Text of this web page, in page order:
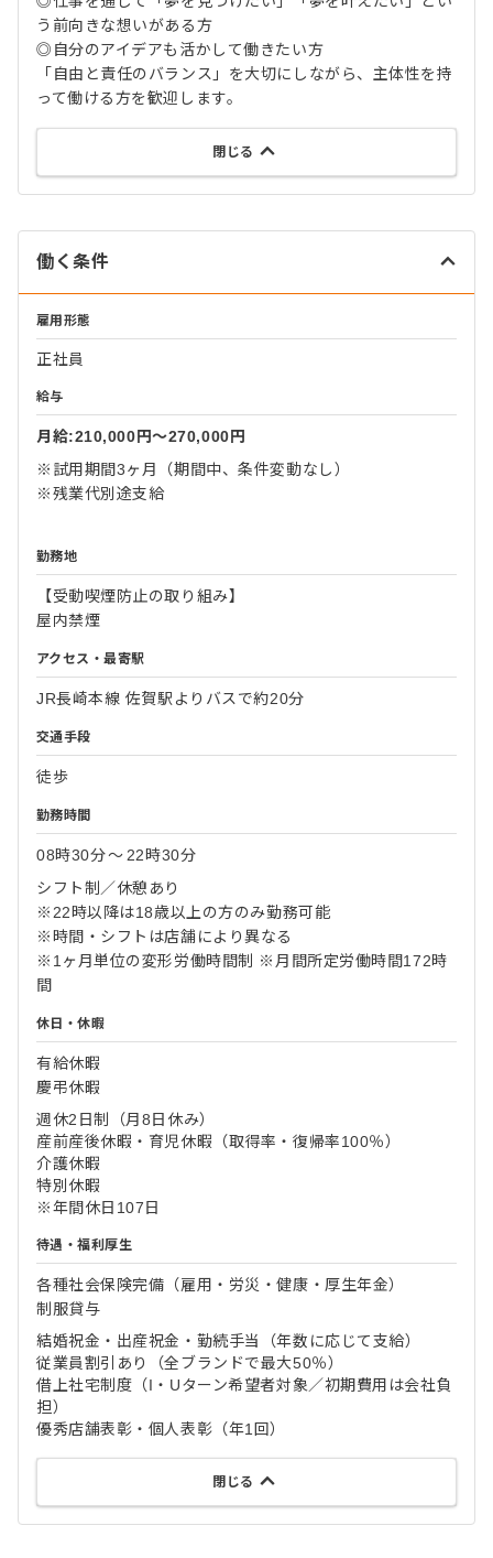
う前向きな想いがある方
◎自分のアイデアも活かして働きたい方
「自由と責任のバランス」を大切にしながら、主体性を持
って働ける方を歓迎します。
閉じる
働く条件
雇用形態
正社員
給与
月給:210,000円〜270,000円
※試用期間3ヶ月（期間中、条件変動なし）
※残業代別途支給
勤務地
【受動喫煙防止の取り組み】
屋内禁煙
アクセス・最寄駅
JR長崎本線 佐賀駅よりバスで約20分
交通手段
徒歩
勤務時間
08時30分〜22時30分
シフト制／休憩あり
※22時以降は18歳以上の方のみ勤務可能
※時間・シフトは店舗により異なる
※1ヶ月単位の変形労働時間制 ※月間所定労働時間172時
間
休日・休暇
有給休暇
慶弔休暇
週休2日制（月8日休み）
産前産後休暇・育児休暇（取得率・復帰率100％）
介護休暇
特別休暇
※年間休日107日
待遇・福利厚生
各種社会保険完備（雇用・労災・健康・厚生年金）
制服貸与
結婚祝金・出産祝金・勤続手当（年数に応じて支給）
従業員割引あり（全ブランドで最大50％）
借上社宅制度（I・Uターン希望者対象／初期費用は会社負
担）
優秀店舗表彰・個人表彰（年1回）
閉じる